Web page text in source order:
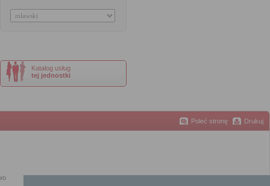
Katalog usług
tej jednostki
Poleć stronę Drukuj